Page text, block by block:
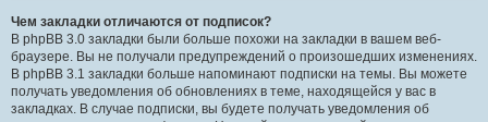
Чем закладки отличаются от подписок?
В phpBB 3.0 закладки были больше похожи на закладки в вашем веб-
браузере. Вы не получали предупреждений о произошедших изменениях.
В phpBB 3.1 закладки больше напоминают подписки на темы. Вы можете
получать уведомления об обновлениях в теме, находящейся у вас в
закладках. В случае подписки, вы будете получать уведомления об